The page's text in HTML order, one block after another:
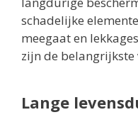
schadelijke
meegaat en
zijn de
Lange